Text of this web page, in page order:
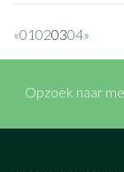
«01020304»
Opzoek naar